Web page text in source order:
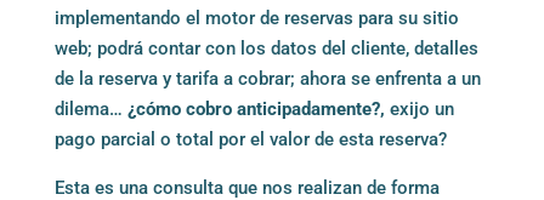
implementando el motor de reservas para su sitio
web; podrá contar con los datos del cliente, detalles
de la reserva y tarifa a cobrar; ahora se enfrenta a un
dilema… ¿cómo cobro anticipadamente?, exijo un
pago parcial o total por el valor de esta reserva?
Esta es una consulta que nos realizan de forma